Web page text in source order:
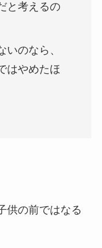
と考えるの
いのなら、
はやめたほ
供の前ではなる